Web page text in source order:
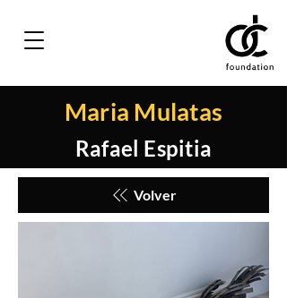
Maria Mulatas
Rafael Espitia
Volver